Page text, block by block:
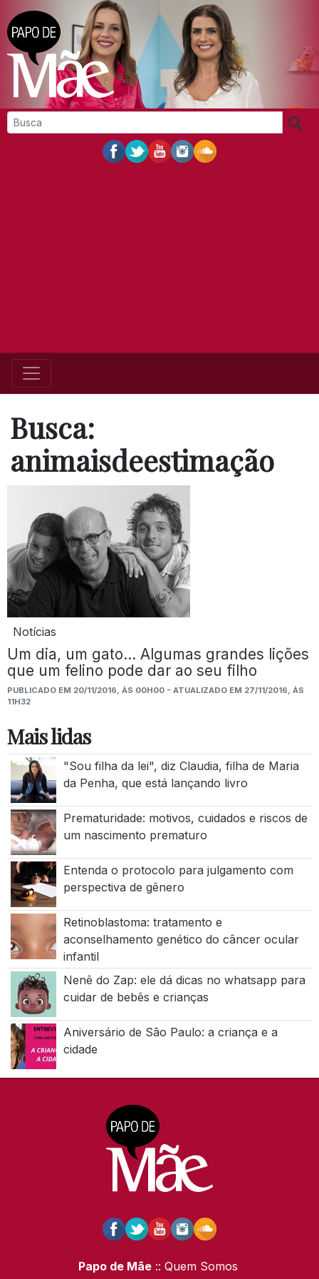
Busca:
animaisdeestimação
Notícias
Um dia, um gato… Algumas grandes lições
que um felino pode dar ao seu filho
PUBLICADO EM 20/11/2016, ÀS 00H00 - ATUALIZADO EM 27/11/2016, ÀS
11H32
Mais lidas
"Sou filha da lei", diz Claudia, filha de Maria
da Penha, que está lançando livro
Prematuridade: motivos, cuidados e riscos de
um nascimento prematuro
Entenda o protocolo para julgamento com
perspectiva de gênero
Retinoblastoma: tratamento e
aconselhamento genético do câncer ocular
infantil
Nenê do Zap: ele dá dicas no whatsapp para
cuidar de bebês e crianças
Aniversário de São Paulo: a criança e a
cidade
Papo de Mãe :: Quem Somos